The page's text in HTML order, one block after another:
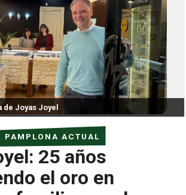
PAMPLONA ACTUAL
25 años
el oro en
de Joyas Joyel